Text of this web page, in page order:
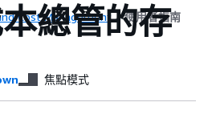
Cost Management 使用者指南
總管的存
焦點模式